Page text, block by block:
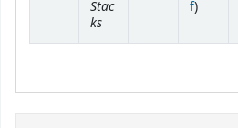
Stac
ks
f(Opens
)